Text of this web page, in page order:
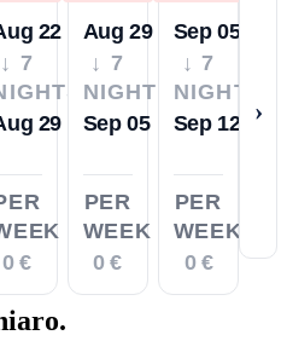
22
↓ 7
29
0 €
Aug 29
↓ 7
NIGHTS
Sep 05
PER
WEEK
0 €
Sep 05
↓ 7
NIGHTS
Sep 12
PER
WEEK
0 €
›